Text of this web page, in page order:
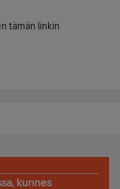
tämän linkin
kunnes